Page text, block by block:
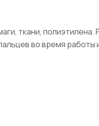
ткани,
во время